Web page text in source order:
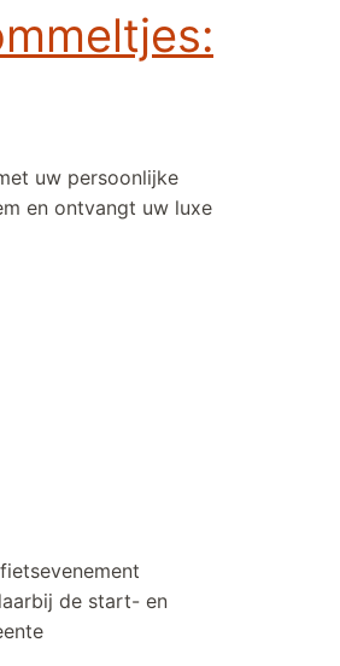
uw persoonlijke
en ontvangt uw luxe
de start- en